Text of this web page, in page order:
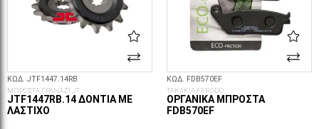
ΚΩΔ. JTF1447.14RB
ΜΠΡΟΣΤΑ ΓΡΑΝΑΖΙ JT
JTF1447RB.14 ΔΌΝΤΙΑ ΜΕ
ΛΆΣΤΙΧΟ
ΚΩΔ. FDB570EF
ΤΑΚΑΚΙΑ FERODO
ΟΡΓΑΝΙΚΆ ΜΠΡΟΣΤΆ
FDB570EF